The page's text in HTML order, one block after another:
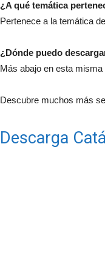
¿A qué temática
Pertenece a la temática de
¿Dónde puedo
Más abajo en esta
Descubre muchos más
Descarga